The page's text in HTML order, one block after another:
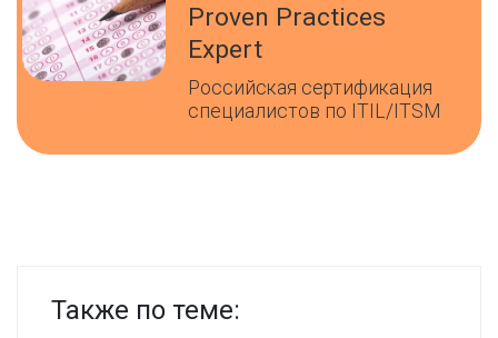
Proven Practices
Expert
Российская сертификация
специалистов по ITIL/ITSM
Также по теме: